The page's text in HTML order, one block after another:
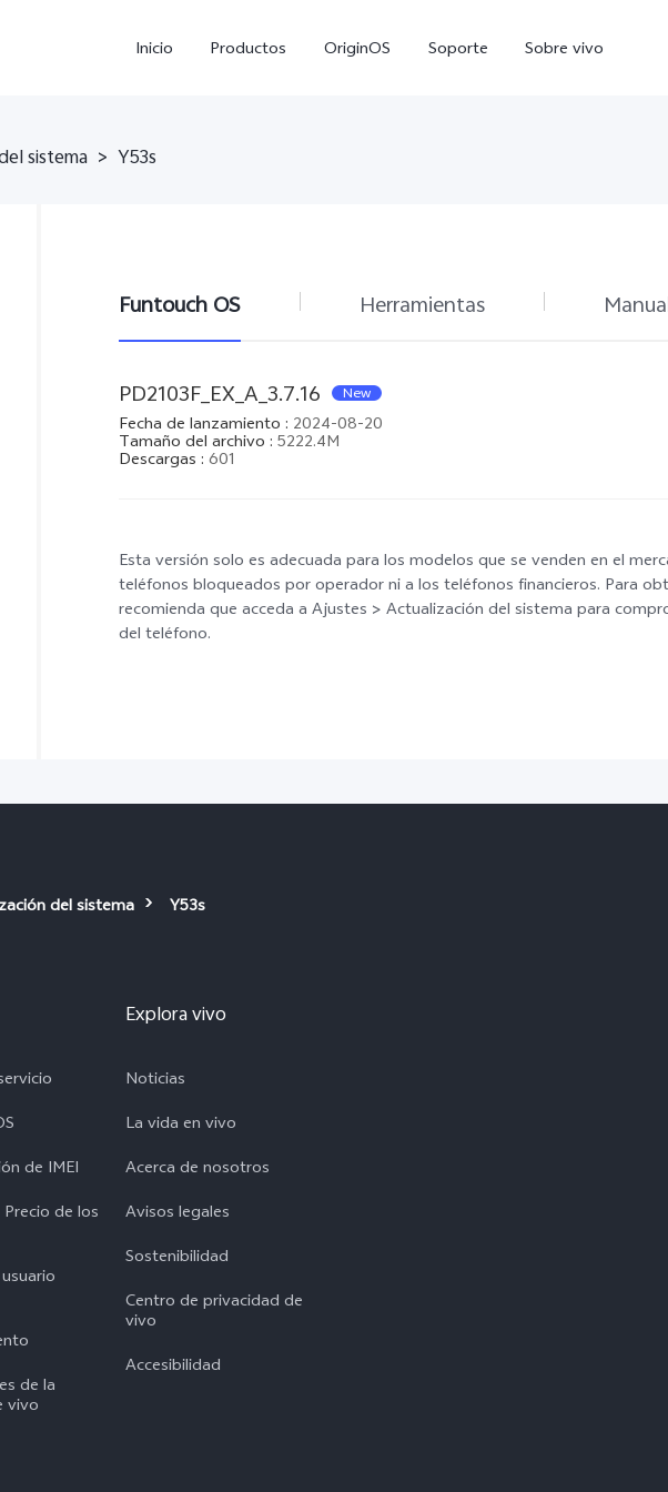
Inicio Productos OriginOS Soporte Sobre vivo
sistema > Y53s
Funtouch OS Herramientas
PD2103F_EX_A_3.7.16 New
Fecha de lanzamiento : 2024-08-20
Tamaño del archivo : 5222.4M
Descargas : 601
Esta versión solo es adecuada para los modelos que se venden en el
teléfonos bloqueados por operador ni a los teléfonos financieros. Para
recomienda que acceda a Ajustes > Actualización del sistema para
del teléfono.
del sistema Y53s
de IMEI
de los
de la
vivo
Explora vivo
Noticias
La vida en vivo
Acerca de nosotros
Avisos legales
Sostenibilidad
Centro de privacidad de
vivo
Accesibilidad